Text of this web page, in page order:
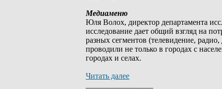
Медиаменю
Юля Волох, директор департамента
исследование дает общий взгляд на
разных сегментов (телевидение,
проводили не только в городах с
городах и селах.
Читать далее